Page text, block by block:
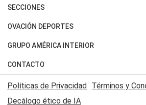
Últimas Noticias
Política
Judiciales
Economia
SECCIONES
Horóscopo
Motores
Trucos caseros
Series y Películas
OVACIÓN DEPORTES
Fútbol
Mundial
Automovilismo
Rugby
GRUPO AMÉRICA INTERIOR
Canal 7 en Vivo
CONTACTO
Acerca de Nosotros
Contactanos
Políticas de Privacidad Términos y
Decálogo ético de IA